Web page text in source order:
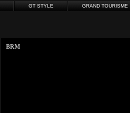
GT STYLE GRAND TOURISME
BRM